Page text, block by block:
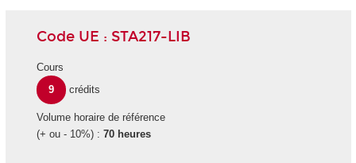
Code UE : STA217-LIB
Cours
9
crédits
Volume horaire de référence
(+ ou - 10%) : 70 heures